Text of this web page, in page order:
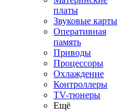
платы
Звуковые карты
Оперативная
память
Приводы
Процессоры
Охлаждение
Контроллеры
TV-тюнеры
Ещё